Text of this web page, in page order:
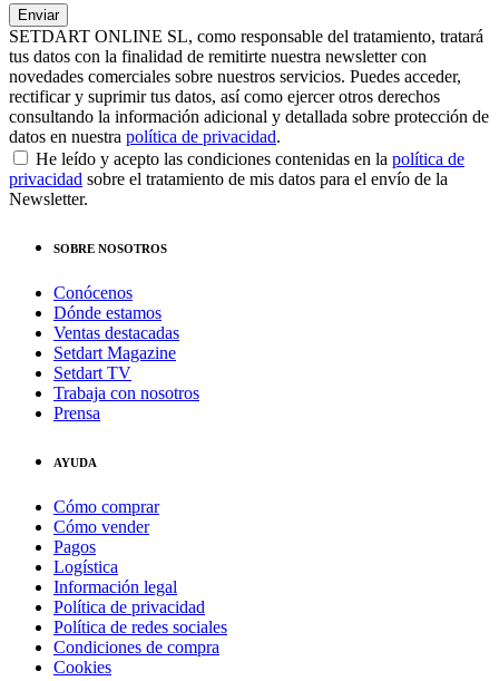
SETDART ONLINE SL, como responsable del tratamiento, tratará
tus datos con la finalidad de remitirte nuestra newsletter con
novedades comerciales sobre nuestros servicios. Puedes acceder,
rectificar y suprimir tus datos, así como ejercer otros derechos
consultando la información adicional y detallada sobre protección de
datos en nuestra política de privacidad.
He leído y acepto las condiciones contenidas en la política de
privacidad sobre el tratamiento de mis datos para el envío de la
Newsletter.
SOBRE NOSOTROS
Conócenos
Dónde estamos
Ventas destacadas
Setdart Magazine
Setdart TV
Trabaja con nosotros
Prensa
AYUDA
Cómo comprar
Cómo vender
Pagos
Logística
Información legal
Política de privacidad
Política de redes sociales
Condiciones de compra
Cookies